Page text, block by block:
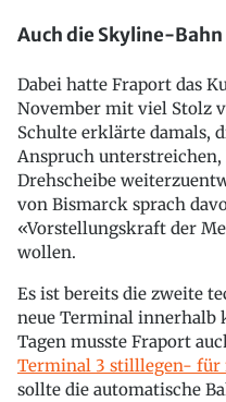
Auch die Skyline-
Dabei hatte Fraport das
November mit viel Stolz
Schulte erklärte damals,
Anspruch
Drehscheibe
von Bismarck sprach
«Vorstellungskraft der
wollen.
Es ist bereits die zweite
neue Terminal innerhalb
Tagen musste Fraport
Terminal 3 stilllegen- für
sollte die automatische